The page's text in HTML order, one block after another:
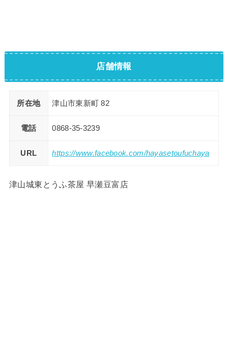
店舗情報
所在地 津山市東新町 82
電話 0868-35-3239
URL https://www.facebook.com/hayasetoufuchaya
津山城東とうふ茶屋 早瀬豆富店